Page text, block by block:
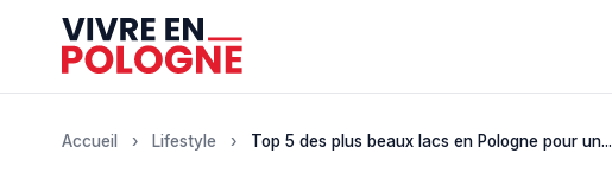
Accueil › Lifestyle › Top 5 des plus beaux lacs en Pologne pour un...